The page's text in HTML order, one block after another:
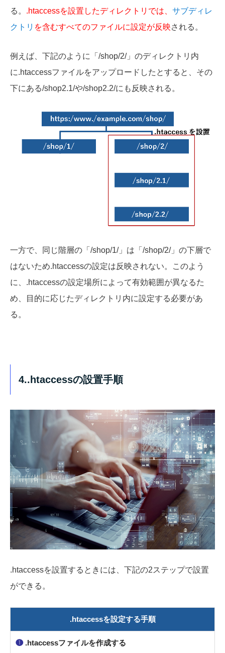
る。 .htaccessを設置したディレクトリでは、 サブディレ
クトリ を含むすべてのファイルに設定が反映される。
例えば、下記のように「/shop/2/」のディレクトリ内
に.htaccessファイルをアップロード したとすると、その
下にある/shop2.1/や/shop2.2/にも反映される。
一方で、同じ階層の「/shop/1/」は「/shop/2/」の下層で
はないため.htaccessの設定は反映されない。このよう
に、.htaccessの設定場所によって有効範囲が異なるた
め、目的に応じたディレクトリ内に設定する必要があ
る。
4..htaccessの設置手順
.htaccessを設置するときには、下記の2ステップで設置
ができる。
.htaccessを設定する手順
❶.htaccessファイルを作成する